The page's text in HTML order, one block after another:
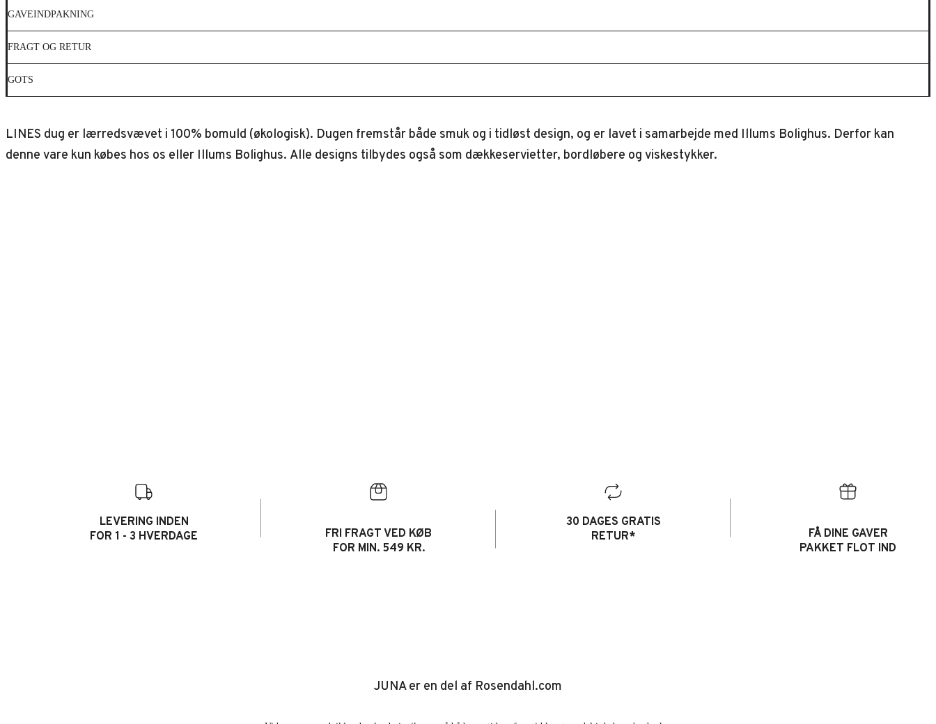
GAVEINDPAKNING
FRAGT OG RETUR
GOTS
LINES dug er lærredsvævet i 100% bomuld (økologisk). Dugen fremstår både smuk og i tidløst design, og er lavet i samarbejde med Illums Bolighus. Derfor kan
denne vare kun købes hos os eller Illums Bolighus. Alle designs tilbydes også som dækkeservietter, bordløbere og viskestykker.
LEVERING INDEN
FOR 1 - 3 HVERDAGE
FRI FRAGT VED KØB
FOR MIN. 549 KR.
30 DAGES GRATIS
RETUR*
FÅ DINE GAVER
PAKKET FLOT IND
JUNA er en del af Rosendahl.com